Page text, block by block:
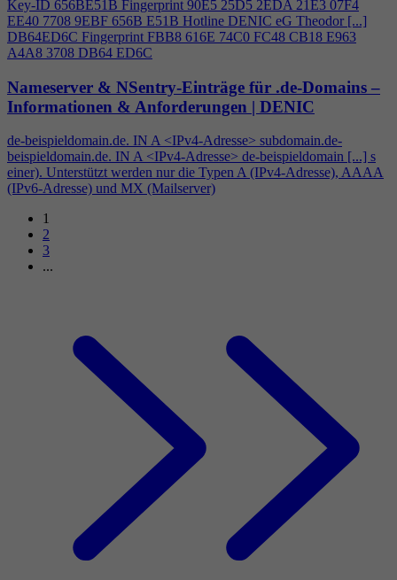
Key-ID 656BE51B Fingerprint 90E5 25D5 2EDA 21E3 07F4
EE40 7708 9EBF 656B E51B Hotline DENIC eG Theodor [...]
DB64ED6C Fingerprint FBB8 616E 74C0 FC48 CB18 E963
A4A8 3708 DB64 ED6C
Nameserver & NSentry-Einträge für .de-Domains –
Informationen & Anforderungen | DENIC
de-beispieldomain.de. IN A <IPv4-Adresse> subdomain.de-
beispieldomain.de. IN A <IPv4-Adresse> de-beispieldomain [...] s
einer). Unterstützt werden nur die Typen A (IPv4-Adresse), AAAA
(IPv6-Adresse) und MX (Mailserver)
1
2
3
...